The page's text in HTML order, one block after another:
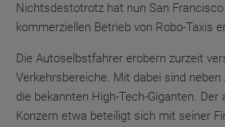
Nichtsdestotrotz hat nun San
kommerziellen Betrieb von Robo-Taxis
Die Autoselbstfahrer erobern zurzeit
Verkehrsbereiche. Mit dabei sind
die bekannten High-Tech-Giganten. Der
Konzern etwa beteiligt sich mit seiner